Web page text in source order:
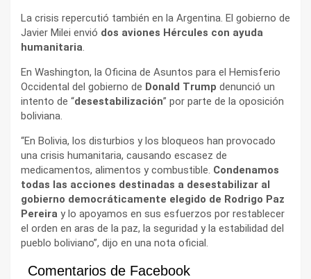
La crisis repercutió también en la Argentina. El gobierno de
Javier Milei envió dos aviones Hércules con ayuda
humanitaria.
En Washington, la Oficina de Asuntos para el Hemisferio
Occidental del gobierno de Donald Trump denunció un
intento de “desestabilización” por parte de la oposición
boliviana.
“En Bolivia, los disturbios y los bloqueos han provocado
una crisis humanitaria, causando escasez de
medicamentos, alimentos y combustible. Condenamos
todas las acciones destinadas a desestabilizar al
gobierno democráticamente elegido de Rodrigo Paz
Pereira y lo apoyamos en sus esfuerzos por restablecer
el orden en aras de la paz, la seguridad y la estabilidad del
pueblo boliviano”, dijo en una nota oficial.
Comentarios de Facebook